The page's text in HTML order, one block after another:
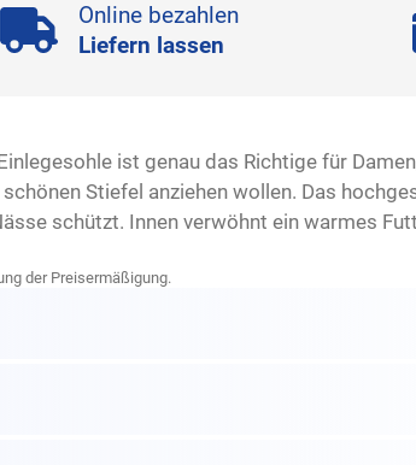
Online bezahlen
Liefern lassen
ist genau das Richtige für
Stiefel anziehen wollen. Das
schützt. Innen verwöhnt ein warmes
der Preisermäßigung.